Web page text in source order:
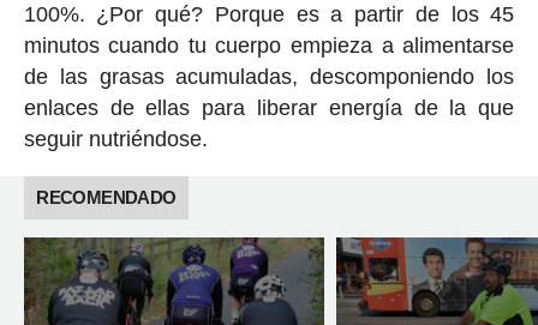
100%. ¿Por qué? Porque es a partir de los 45
minutos cuando tu cuerpo empieza a alimentarse
de las grasas acumuladas, descomponiendo los
enlaces de ellas para liberar energía de la que
seguir nutriéndose.
RECOMENDADO